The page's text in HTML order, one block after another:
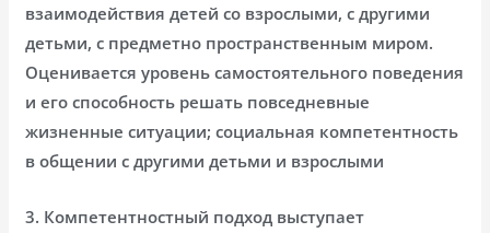
взаимодействия детей со взрослыми, с другими
детьми, с предметно пространственным миром.
Оценивается уровень самостоятельного поведения
и его способность решать повседневные
жизненные ситуации; социальная компетентность
в общении с другими детьми и взрослыми
3. Компетентностный подход выступает